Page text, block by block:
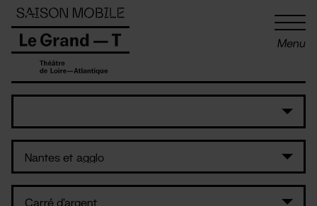
Menu
Panneau de gestion des cookies